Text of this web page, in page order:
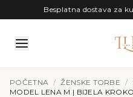
Preskoči na sadržaj
Besplatna dostava za
POČETNA / ŽENSKE TORBE /
MODEL LENA M | BIJELA KROKO